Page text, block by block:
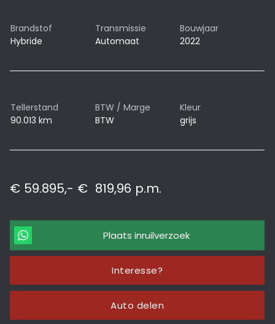
Brandstof
Hybride
Transmissie
Automaat
Bouwjaar
2022
Tellerstand
90.013 km
BTW / Marge
BTW
Kleur
grijs
€ 59.895,- € 819,96 p.m.
Plaats inruilverzoek
Interesse?
Auto delen